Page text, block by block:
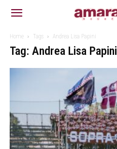
Home Tags Andrea Lisa Papini
Tag: Andrea Lisa Papini